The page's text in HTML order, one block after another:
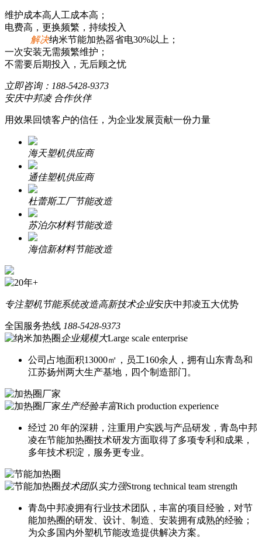
维护成本高人工成本高；
电费高，更换频繁，持续投入
解决纳米节能加热器省电30%以上；
一次安装无需频繁维护；
不需要后期投入，无后顾之忧
立即咨询： 188-5428-9373
安庆中邦凌 合作伙伴
用效果回馈客户的信任，为企业发展贡献一份力量
海天塑机供应商
通佳塑机供应商
杜蕾斯工厂节能改造
苏泊尔材料节能改造
海信新材料节能改造
专注塑机节能系统改造高新技术企业安庆中邦凌五大优势
全国服务热线 188-5428-9373
企业规模大Large scale enterprise
公司占地面积13000㎡，员工160余人，拥有山东青岛和
江苏扬州两大生产基地，四个制造部门。
生产经验丰富Rich production experience
经过 20 年的深耕，注重用户实践与产品研发，青岛中邦
凌在节能加热圈技术研发方面取得了多项专利和成果，
多年技术积淀，服务更专业。
技术团队实力强Strong technical team strength
青岛中邦凌拥有行业技术团队，丰富的项目经验，对节
能加热圈的研发、设计、制造、安装拥有成熟的经验；
为众多国内外塑机节能改造提供解决方案。